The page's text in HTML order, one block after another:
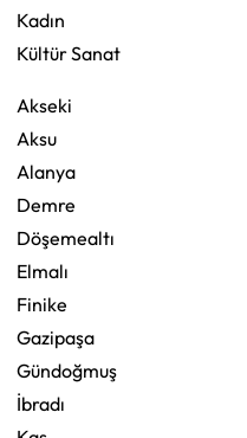
Kadın
Kültür Sanat
Akseki
Aksu
Alanya
Demre
Döşemealtı
Elmalı
Finike
Gazipaşa
Gündoğmuş
İbradı